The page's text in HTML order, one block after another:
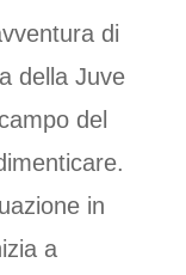
di
della Juve
del
in
a